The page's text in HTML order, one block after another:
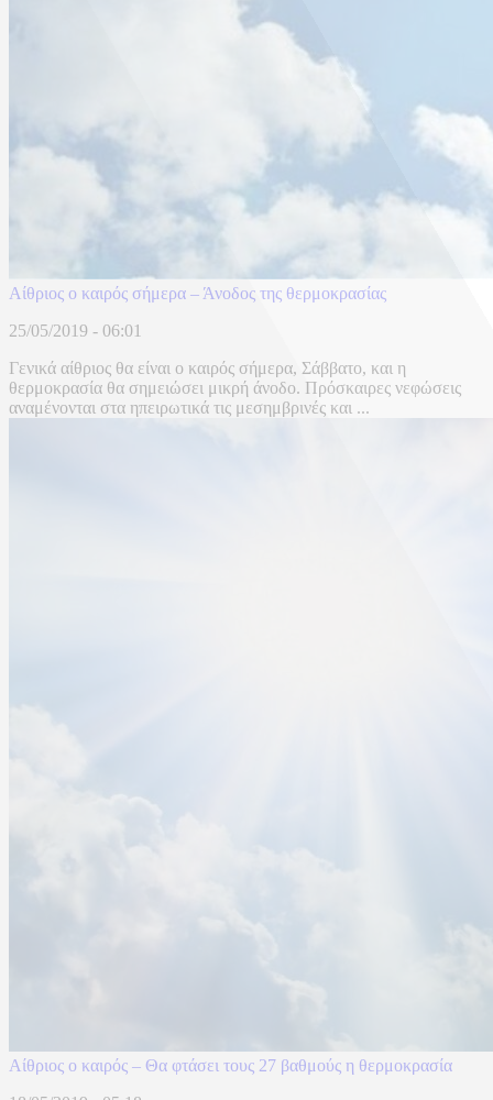
Αίθριος ο καιρός σήμερα – Άνοδος της θερμοκρασίας
25/05/2019 - 06:01
Γενικά αίθριος θα είναι ο καιρός σήμερα, Σάββατο, και η
θερμοκρασία θα σημειώσει μικρή άνοδο. Πρόσκαιρες νεφώσεις
αναμένονται στα ηπειρωτικά τις μεσημβρινές και ...
Αίθριος ο καιρός – Θα φτάσει τους 27 βαθμούς η θερμοκρασία